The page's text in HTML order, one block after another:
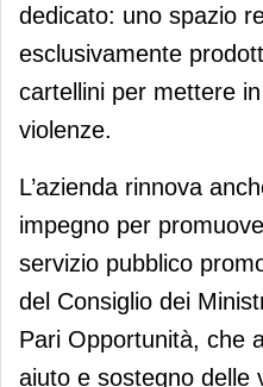
dedicato: uno spazio
esclusivamente
cartellini per mettere
violenze.
L’azienda rinnova
impegno per
servizio pubblico
del Consiglio dei
Pari Opportunità, che
aiuto e sostegno delle